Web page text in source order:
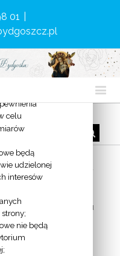
01
– niezależnie od
herezją czy
karę:
uczestnictwa w życiu
ochrony
celu
będą
udzielonej
interesów
nie będą